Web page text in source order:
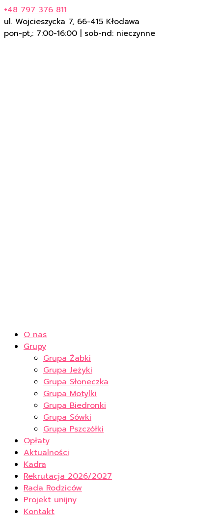
+48 797 376 811
ul. Wojcieszycka 7, 66-415 Kłodawa
pon-pt,: 7:00-16:00 | sob-nd: nieczynne
O nas
Grupy
Grupa Żabki
Grupa Jeżyki
Grupa Słoneczka
Grupa Motylki
Grupa Biedronki
Grupa Sówki
Grupa Pszczółki
Opłaty
Aktualności
Kadra
Rekrutacja 2026/2027
Rada Rodziców
Projekt unijny
Kontakt